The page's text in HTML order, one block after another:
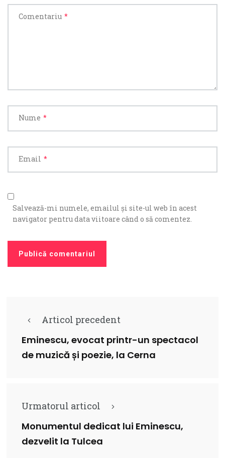
Comentariu *
Nume *
Email *
Salvează-mi numele, emailul și site-ul web în acest
navigator pentru data viitoare când o să comentez.
Articol precedent
Eminescu, evocat printr-un spectacol
de muzică și poezie, la Cerna
Urmatorul articol
Monumentul dedicat lui Eminescu,
dezvelit la Tulcea